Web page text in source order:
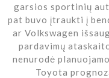
garsios sportinių
pat buvo įtraukti į
ar Volkswagen
pardavimų
nenurodė
Toyota